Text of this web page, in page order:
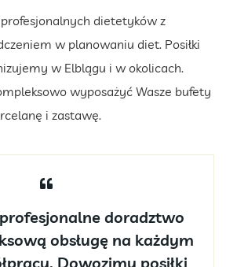
profesjonalnych dietetyków z
w planowaniu diet. Posiłki
w Elblągu i w okolicach.
wyposażyć Wasze bufety
i zastawę.
doradztwo
obsługę na każdym
Dowozimy posiłki